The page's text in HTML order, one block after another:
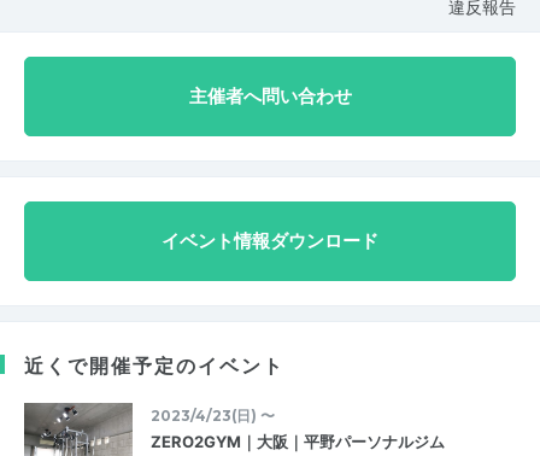
違反報告
主催者へ問い合わせ
イベント情報ダウンロード
近くで開催予定のイベント
2023/4/23(日) 〜
ZERO2GYM｜大阪｜平野パーソナルジム